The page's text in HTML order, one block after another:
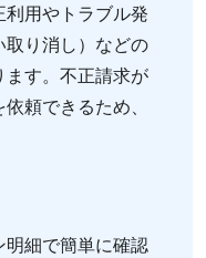
用やトラブル発
り消し）などの
す。不正請求が
頼できるため、
明細で簡単に確認